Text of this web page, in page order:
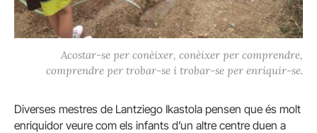
Acostar-se per conèixer, conèixer per comprendre,
comprendre per trobar-se i trobar-se per enriquir-se.
Diverses mestres de Lantziego Ikastola pensen que és molt
enriquidor veure com els infants d’un altre centre duen a